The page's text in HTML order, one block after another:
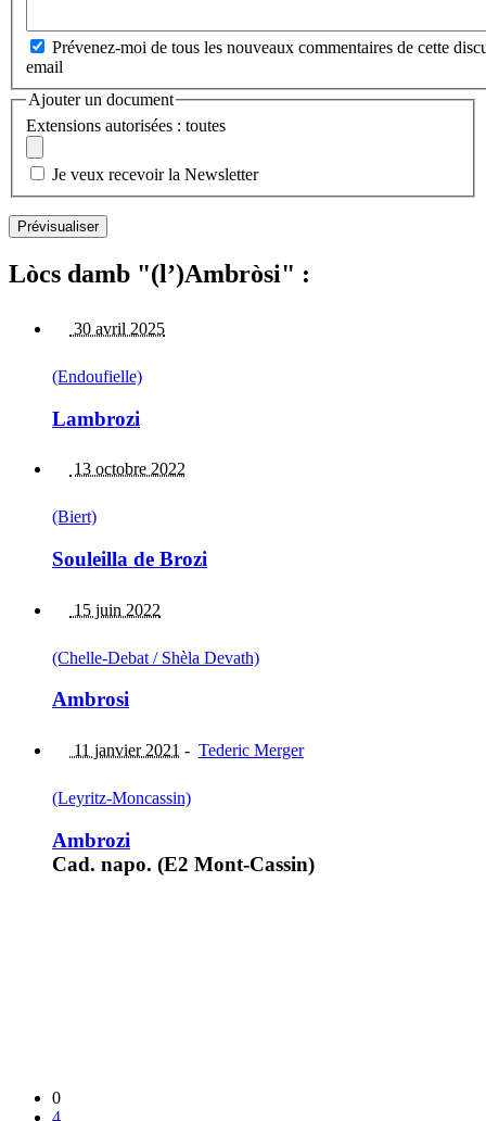
Prévenez-moi de tous les nouveaux commentaires de cette
email
Ajouter un document
Extensions autorisées : toutes
Je veux recevoir la Newsletter
Lòcs damb "(l’)Ambròsi" :
30 avril 2025
(Endoufielle)
Lambrozi
13 octobre 2022
(Biert)
Souleilla de Brozi
15 juin 2022
(Chelle-Debat / Shèla Devath)
Ambrosi
11 janvier 2021 - Tederic Merger
(Leyritz-Moncassin)
Ambrozi
Cad. napo. (E2 Mont-Cassin)
0
4